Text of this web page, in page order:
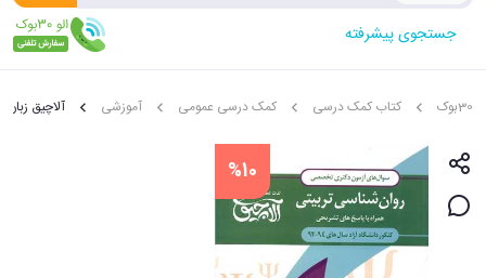
جستجوی پیشرفته
30بوک کتاب کمک درسی کمک درسی عمومی آموزشی آلاچیق
%10